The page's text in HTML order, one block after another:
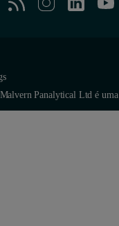
Panalytical Ltd é uma